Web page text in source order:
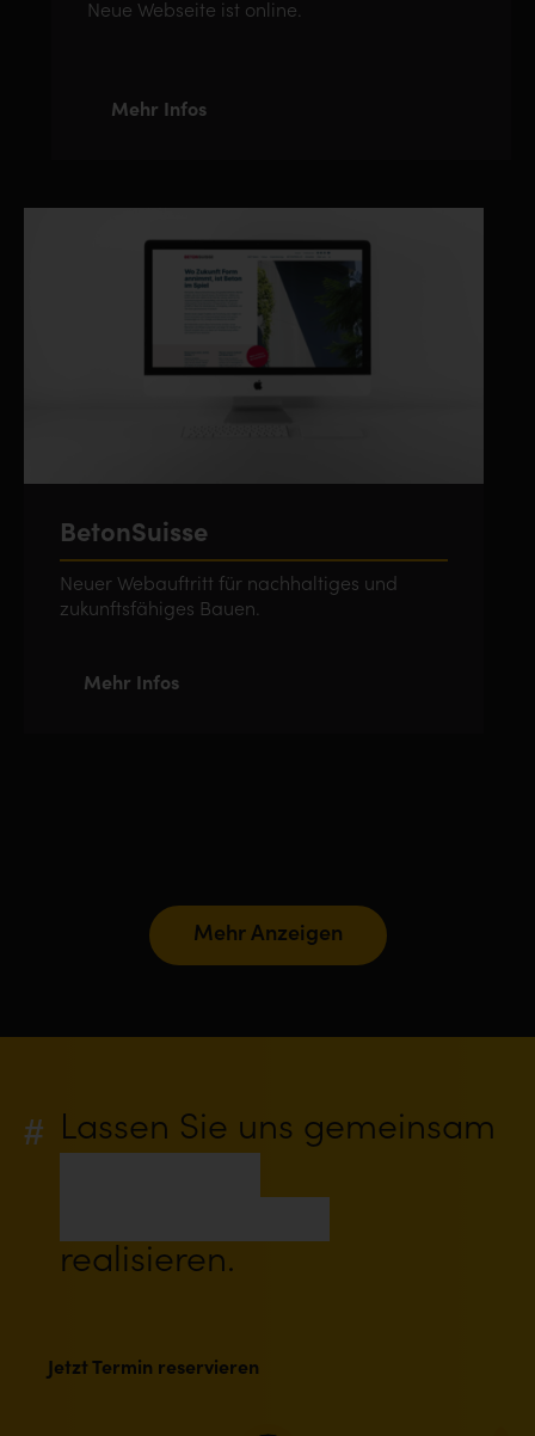
Neue Webseite ist online.
Mehr Infos
BetonSuisse
Neuer Webauftritt für nachhaltiges und
zukunftsfähiges Bauen.
Mehr Infos
Mehr Anzeigen
Lassen Sie uns gemeinsam
realisieren.
Jetzt Termin reservieren